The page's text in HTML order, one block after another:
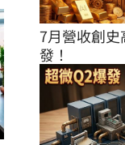
7月營收創
發！